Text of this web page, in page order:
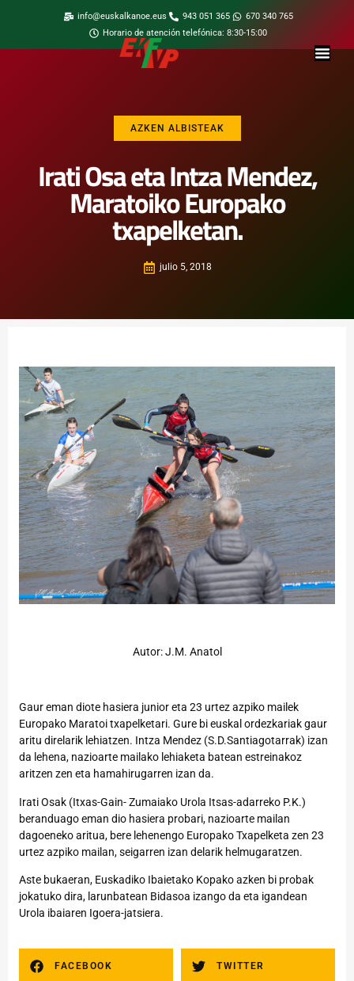
info@euskalkanoe.eus 943 051 365
670 340 765
Horario de atención telefónica: 8:30-15:00
AZKEN ALBISTEAK
Irati Osa eta Intza Mendez,
Maratoiko Europako
txapelketan.
julio 5, 2018
Autor: J.M. Anatol
Gaur eman diote hasiera junior eta 23 urtez azpiko mailek
Europako Maratoi txapelketari. Gure bi euskal ordezkariak gaur
aritu direlarik lehiatzen. Intza Mendez (S.D.Santiagotarrak) izan
da lehena, nazioarte mailako lehiaketa batean estreinakoz
aritzen zen eta hamahirugarren izan da.
Irati Osak (Itxas-Gain- Zumaiako Urola Itsas-adarreko P.K.)
beranduago eman dio hasiera probari, nazioarte mailan
dagoeneko aritua, bere lehenengo Europako Txapelketa zen 23
urtez azpiko mailan, seigarren izan delarik helmugaratzen.
Aste bukaeran, Euskadiko Ibaietako Kopako azken bi probak
jokatuko dira, larunbatean Bidasoa izango da eta igandean
Urola ibaiaren Igoera-jatsiera.
FACEBOOK TWITTER